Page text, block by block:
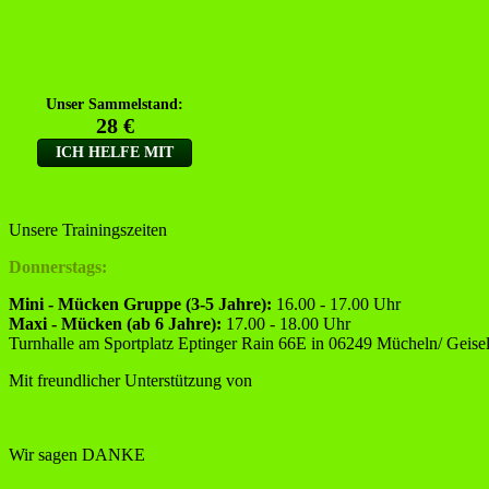
Unsere Trainingszeiten
Donnerstags:
Mini - Mücken Gruppe (3-5 Jahre): 16.00 - 17.00 Uhr
Maxi - Mücken (ab 6 Jahre): 17.00 - 18.00 Uhr
Turnhalle am Sportplatz Eptinger Rain 66E in 06249 Mücheln/
Mit freundlicher Unterstützung von
Wir sagen DANKE